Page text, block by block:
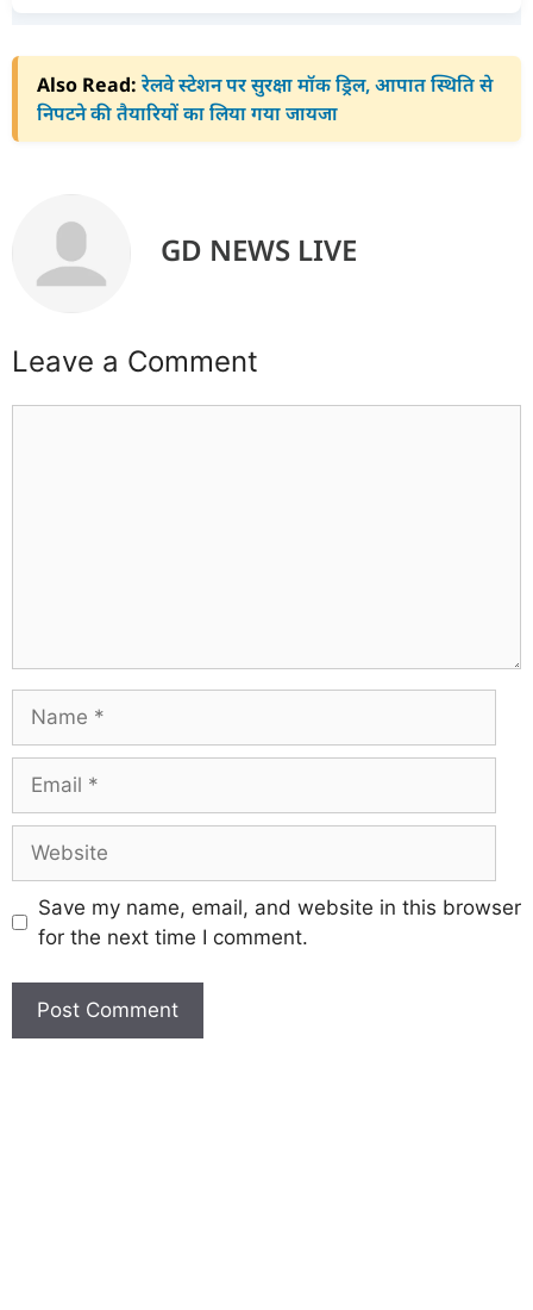
Also Read: रेलवे स्टेशन पर सुरक्षा मॉक ड्रिल, आपात स्थिति से
निपटने की तैयारियों का लिया गया जायजा
GD NEWS LIVE
Leave a Comment
Save my name, email, and website in this browser
for the next time I comment.